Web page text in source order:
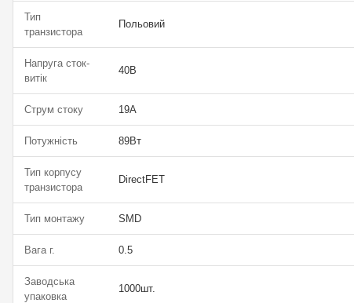
Тип
транзистора
Польовий
Напруга сток-
витік
40В
Струм стоку 19А
Потужність 89Вт
Тип корпусу
транзистора
DirectFET
Тип монтажу SMD
Вага г. 0.5
Заводська
упаковка
1000шт.